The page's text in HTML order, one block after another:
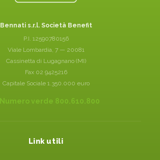
Bennati s.r.l. Società Benefit
P.I. 12590780156
Viale Lombardia, 7 — 20081
Cassinetta di Lugagnano (MI)
Fax 02 9425216
Capitale Sociale 1.350.000 euro
Numero verde 800.610.800
Link utili